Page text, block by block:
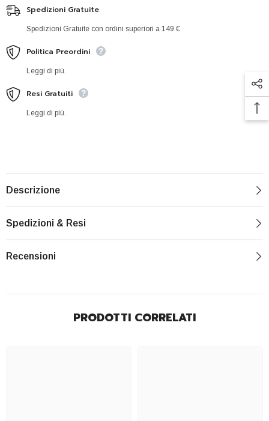
Spedizioni Gratuite
Spedizioni Gratuite con ordini superiori a 149 €
Politica Preordini
Leggi di più.
Resi Gratuiti
Leggi di più.
Descrizione
Spedizioni & Resi
Recensioni
PRODOTTI CORRELATI